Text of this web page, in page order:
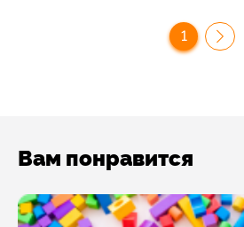
1
Вам понравится